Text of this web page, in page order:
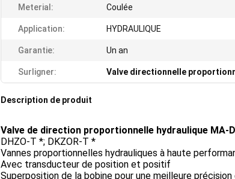
Meterial: Coulée
Application: HYDRAULIQUE
Garantie: Un an
Surligner: Valve directionnelle
Description de produit
Valve de direction proportionnelle hydraulique MA-
DHZO-T *; DKZOR-T *
Vannes proportionnelles hydrauliques à haute
Avec transducteur de position et positif
Superposition de la bobine pour une meilleure précision